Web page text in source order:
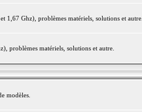
1,67 Ghz), problèmes matériels, solutions et autre.
problèmes matériels, solutions et autre.
modèles.